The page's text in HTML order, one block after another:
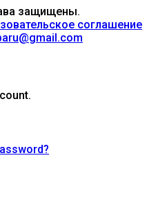
защищены.
соглашение